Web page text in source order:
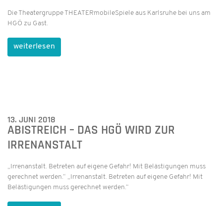
Die Theatergruppe THEATERmobileSpiele aus Karlsruhe bei uns am
HGÖ zu Gast.
weiterlesen
13. JUNI 2018
ABISTREICH – DAS HGÖ WIRD ZUR
IRRENANSTALT
„Irrenanstalt. Betreten auf eigene Gefahr! Mit Belästigungen muss
gerechnet werden.“ „Irrenanstalt. Betreten auf eigene Gefahr! Mit
Belästigungen muss gerechnet werden.“